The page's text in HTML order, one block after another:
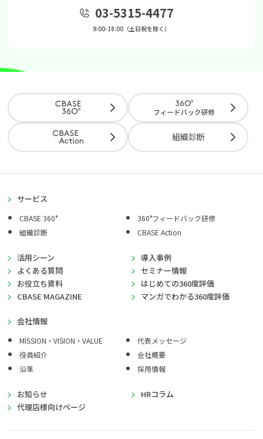
03-5315-4477
9:00-18:00（土日祝を除く）
組織診断
サービス
CBASE 360°
360°フィードバック研修
組織診断
CBASE Action
活用シーン
導入事例
よくある質問
セミナー情報
お役立ち資料
はじめての360度評価
CBASE MAGAZINE
マンガでわかる360度評価
会社情報
MISSION・VISION・VALUE
代表メッセージ
役員紹介
会社概要
沿革
採用情報
お知らせ
HRコラム
代理店様向けページ